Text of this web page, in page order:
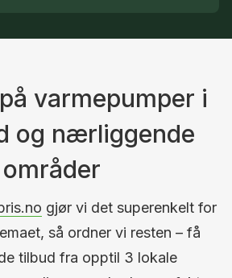
varmepumper i
og nærliggende
områder
gjør vi det superenkelt for
så ordner vi resten – få
tilbud fra opptil 3 lokale